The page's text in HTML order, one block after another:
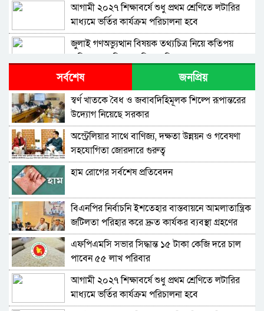
আগামী ২০২৭ শিক্ষাবর্ষে শুধু প্রথম শ্রেণিতে লটারির
মাধ্যমে ভর্তির কার্যক্রম পরিচালনা হবে
জুলাই গণঅভ্যুত্থান বিষয়ক তথ্যচিত্র নিয়ে কতিপয়
অভিযোগের বিষয়ে মুক্তিযুদ্ধ বিষয়ক মন্ত্রণালয়ের বক্তব্য
ঐক্যবদ্ধ জনগণ ও তরুণরাই পারবে দেশের যথাযথ
পরিবর্তন আনতে – সমাজকল্যাণ প্রতিমন্ত্রী
‘৩৬ জুলাই’ স্মারক উপলক্ষ্যে টেলিটকের বিশেষ Gen-
Z অফারে তরুণদের ব্যাপক সাড়া
বিশেষ চাহিদা সম্পন্ন ক্রীড়াবিদদের জন্য আন্তর্জাতিক
মানের টুর্নামেন্ট আয়োজন করা হবে -যুব ও ক্রীড়া
প্রতিমন্ত্রী
শিকলবিহীন গণতান্ত্রিক ব্যবস্থা প্রতিষ্ঠার জন্যই শিকল
ভেঙেছি আমরা -তথ্য ও সম্প্রচার মন্ত্রী
ভারপ্রাপ্ত রাষ্ট্রপতিকে শুভেচ্ছা ও অভিনন্দন জানালেন
বরিশাল-৫ আসনের সংসদ সদস্য অ্যাডভোকেট মো.
মজিবর রহমান সরোওয়ার
বিএনপির নির্বাচনী ইশতেহার বাস্তবায়নে আমলাতান্ত্রিক
সর্বশেষ জনপ্রিয়
স্বর্ণ খাতকে বৈধ ও জবাবদিহিমূলক শিল্পে রূপান্তরের
উদ্যোগ নিয়েছে সরকার
অস্ট্রেলিয়ার সাথে বাণিজ্য, দক্ষতা উন্নয়ন ও গবেষণা
সহযোগিতা জোরদারে গুরুত্ব
হাম রোগের সর্বশেষ প্রতিবেদন
বিএনপির নির্বাচনি ইশতেহার বাস্তবায়নে আমলাতান্ত্রিক
জটিলতা পরিহার করে দ্রুত কার্যকর ব্যবস্থা গ্রহণের
নির্দেশ জনপ্রশাসন উপদেষ্টার
এফপিএমসি সভার সিদ্ধান্ত ১৫ টাকা কেজি দরে চাল
পাবেন ৫৫ লাখ পরিবার
আগামী ২০২৭ শিক্ষাবর্ষে শুধু প্রথম শ্রেণিতে লটারির
মাধ্যমে ভর্তির কার্যক্রম পরিচালনা হবে